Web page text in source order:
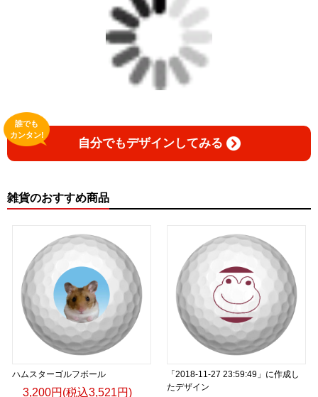
自分でもデザインしてみる
誰でも
カンタン!
雑貨のおすすめ商品
ハムスターゴルフボール
3,200円(税込3,521円)
「2018-11-27 23:59:49」に作成し
たデザイン